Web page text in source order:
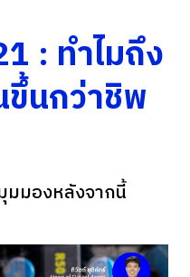
: ทำไมถึง
นกว่าชิพ
มมองหลังจากนี้